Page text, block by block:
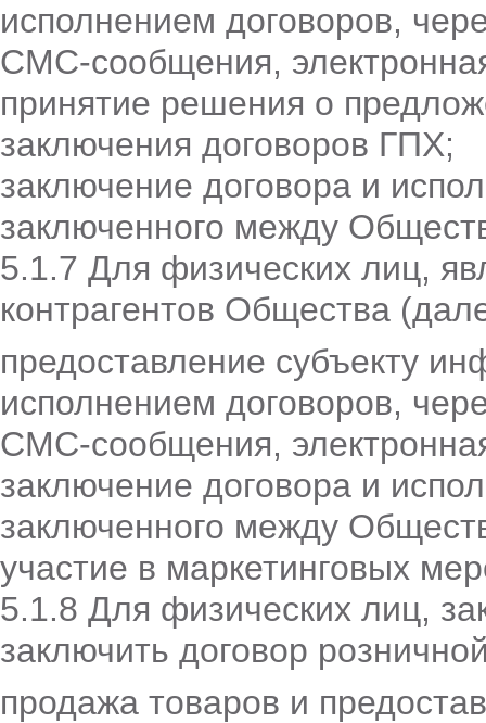
исполнением договоров,
СМС-сообщения,
принятие решения о
заключения договоров ГПХ;
заключение договора и
заключенного между
5.1.7 Для физических лиц,
контрагентов Общества
предоставление субъекту
исполнением договоров,
СМС-сообщения,
заключение договора и
заключенного между
участие в маркетинговых
5.1.8 Для физических лиц,
заключить договор
продажа товаров и